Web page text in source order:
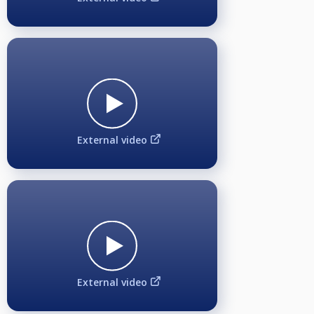
werden, das dient als Bestätigung für die Spieler, dass die Szene im Kasten
auf unserem YouTube-Channel "BC Queue TV" hochgeladen.
Das Drücken auf unsere vier "BCQ-Buttons" lohnt sich nach guten Stößen.
Nach Abschluss jeden Monats wird ein Auswahlkomitee maximal 10 Best
Shots auswählen. Anschließend wird die Wahl zum "Shot of the Month" eine
Woche lang auf Facebook ausgetragen. Der Sieger der Abstimmung erhält
für seinen "Shot of the Month" eine kostenlose Teilnahme an der Monday
Masters Turnierserie und ist bei der Auswahl zum "Shot of the Year“ dabei.
Achtung:
Nachname, Spielergebnisse, Liveübertragung seiner Spiele und Fotos für
Hamburg e.V. veröffentlicht werden darf.
Während der Rookie Cup Turnierserie besteht keine.
Tournament Blue" und Kugeln von "Super Aramith Pro Cup TV", Aufbaufolie
External video
External video